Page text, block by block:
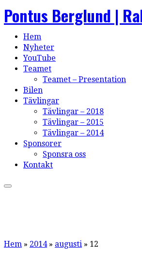
Pontus Berglund |
Hem
Nyheter
YouTube
Teamet
Teamet – Presentation
Bilen
Tävlingar
Tävlingar – 2018
Tävlingar – 2015
Tävlingar – 2014
Sponsorer
Sponsra oss
Kontakt
Hem » 2014 » augusti » 12